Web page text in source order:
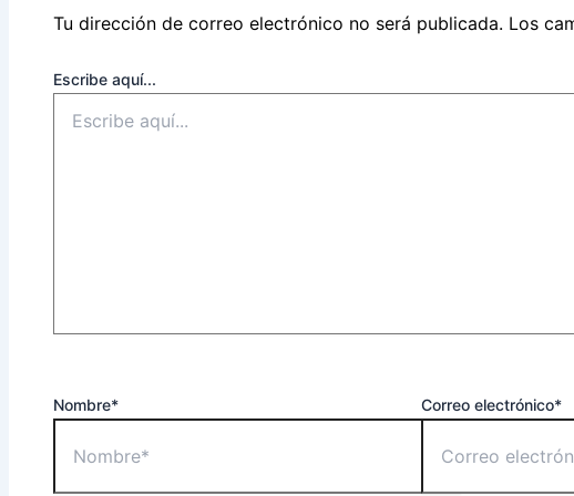
Tu dirección de correo electrónico no será publicada. Los
Escribe aquí...
Nombre* Correo electrónico*